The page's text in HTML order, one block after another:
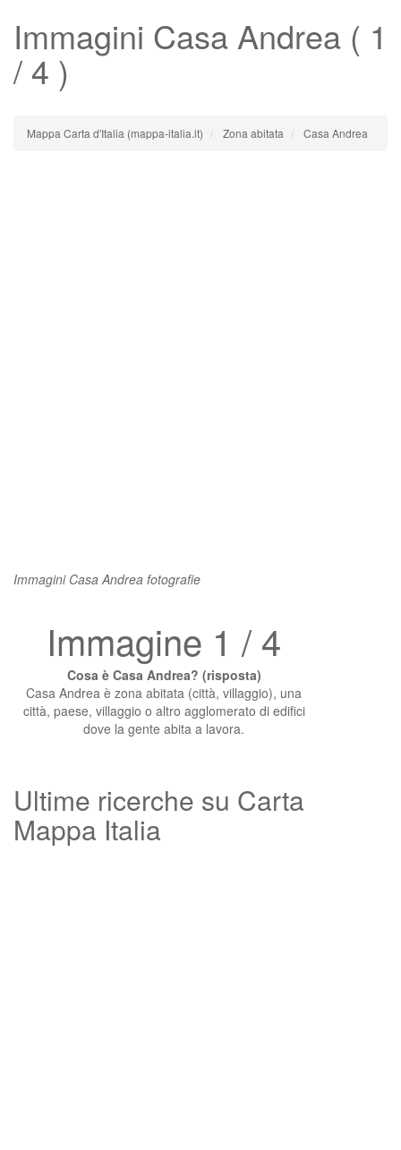
Immagini Casa Andrea ( 1
/ 4 )
Mappa Carta d'Italia (mappa-italia.it) Zona abitata Casa Andrea
Immagini Casa Andrea fotografie
Immagine 1 / 4
Cosa è Casa Andrea? (risposta)
Casa Andrea è zona abitata (città, villaggio), una
città, paese, villaggio o altro agglomerato di edifici
dove la gente abita a lavora.
Ultime ricerche su Carta
Mappa Italia